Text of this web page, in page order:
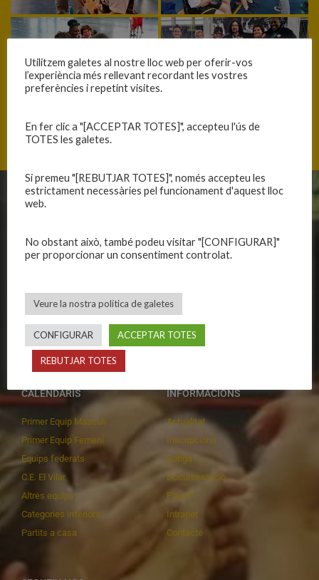
C.B. Blanes - C.E. El Vilar C.B. Blanes - C.E. El Vilar
CAM-250426
CLUB
Política de privadesa
Política de galetes
Primer equip femení
C.E. El Vilar
Escola
CALENDARIS
Primer Equip Masculí
Primer Equip Femení
Equips federats
C.E. El Vilar
Altres equips
Categories inferiors
Partits a casa
INFORMACIONS
Actualitat
Inscripcions
Botiga
Documentació
Playoff
Intranet
Contacte
Utilitzem galetes al nostre lloc web per oferir-vos
l’experiència més rellevant recordant les vostres
preferències i repetint visites.
En fer clic a "[ACCEPTAR TOTES]", accepteu l'ús de
TOTES les galetes.
Si premeu "[REBUTJAR TOTES]", només accepteu les
estrictament necessàries pel funcionament d'aquest lloc
web.
No obstant això, també podeu visitar "[CONFIGURAR]"
per proporcionar un consentiment controlat.
Veure la nostra política de galetes
CONFIGURAR ACCEPTAR TOTES
REBUTJAR TOTES